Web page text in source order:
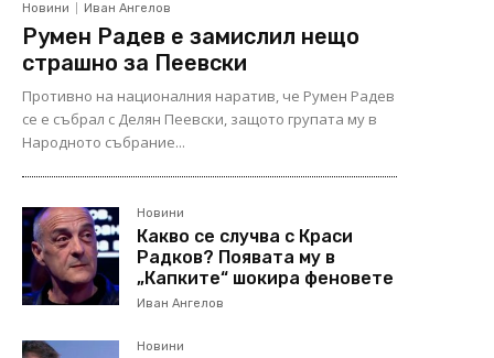
Новини Иван Ангелов
Румен Радев е замислил нещо
страшно за Пеевски
Противно на националния наратив, че Румен Радев
се е събрал с Делян Пеевски, защото групата му в
Народното събрание...
Новини
Какво се случва с Краси
Радков? Появата му в
„Капките“ шокира феновете
Иван Ангелов
Новини